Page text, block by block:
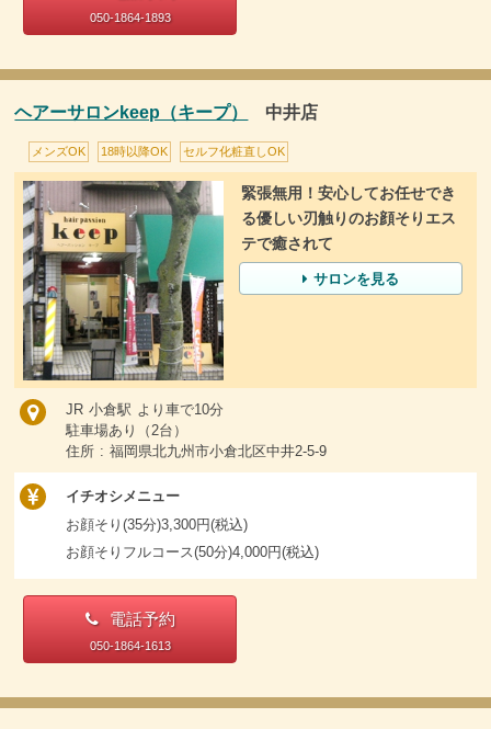
050-1864-1893
ヘアーサロンkeep（キープ） 中井店
メンズOK 18時以降OK セルフ化粧直しOK
緊張無用！安心してお任せでき
る優しい刃触りのお顔そりエス
テで癒されて
サロンを見る
JR 小倉駅 より車で10分
駐車場あり（2台）
住所 : 福岡県北九州市小倉北区中井2-5-9
イチオシメニュー
お顔そり(35分)3,300円(税込)
お顔そりフルコース(50分)4,000円(税込)
電話予約
050-1864-1613